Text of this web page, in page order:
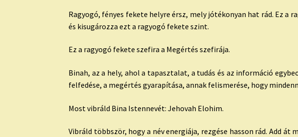
Ragyogó, fényes fekete helyre érsz, mely jótékonyan hat rád. Ez
és kisugározza ezt a ragyogó fekete szint.
Ez a ragyogó fekete szefira a Megértés szefirája.
Binah, az a hely, ahol a tapasztalat, a tudás és az információ
felfedése, a megértés gyarapítása, annak felismerése, hogy
Most vibráld Bina Istennevét: Jehovah Elohim.
Vibráld többször, hogy a név energiája, rezgése hasson rád. Add